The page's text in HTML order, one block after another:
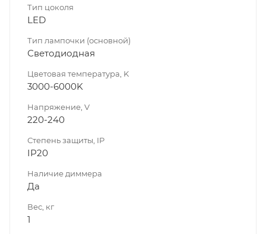
Тип цоколя
LED
Тип лампочки (основной)
Светодиодная
Цветовая температура, K
3000-6000K
Напряжение, V
220-240
Степень защиты, IP
IP20
Наличие диммера
Да
Вес, кг
1